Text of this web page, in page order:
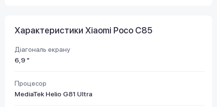
Характеристики Xiaomi Poco C85
Діагональ екрану
6,9 "
Процесор
MediaTek Helio G81 Ultra